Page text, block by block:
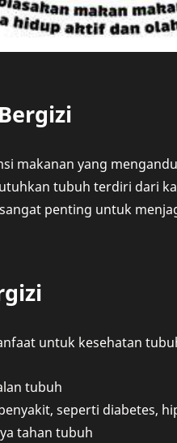
makanan yang
tubuh terdiri dari
penting untuk
untuk kesehatan
tubuh
seperti diabetes,
tahan tubuh